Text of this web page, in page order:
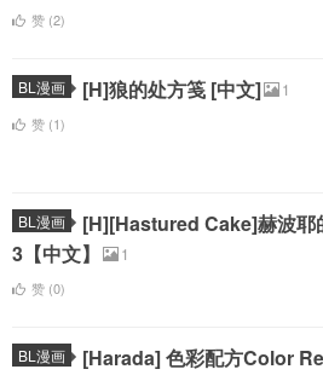
赞 (2)
BL漫画 [H]狼的处方笺 [中文] 1
赞 (1)
BL漫画
[H][Hastured Cake]赫波耶
3【中文】
1
赞 (0)
BL漫画
[Harada] 色彩配方Color